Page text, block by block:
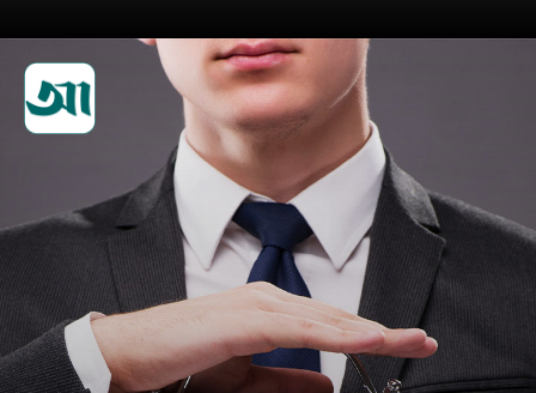
নিয়মিত পড়াশোনা করুন